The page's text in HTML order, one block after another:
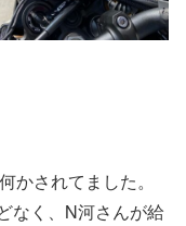
かされてました。
なく、N河さんが給